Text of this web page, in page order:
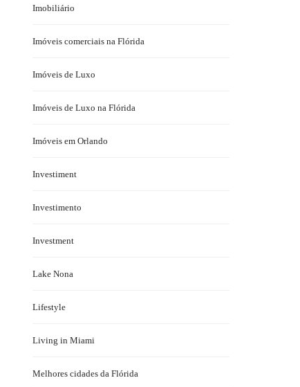
Imobiliário
Imóveis comerciais na Flórida
Imóveis de Luxo
Imóveis de Luxo na Flórida
Imóveis em Orlando
Investiment
Investimento
Investment
Lake Nona
Lifestyle
Living in Miami
Melhores cidades da Flórida